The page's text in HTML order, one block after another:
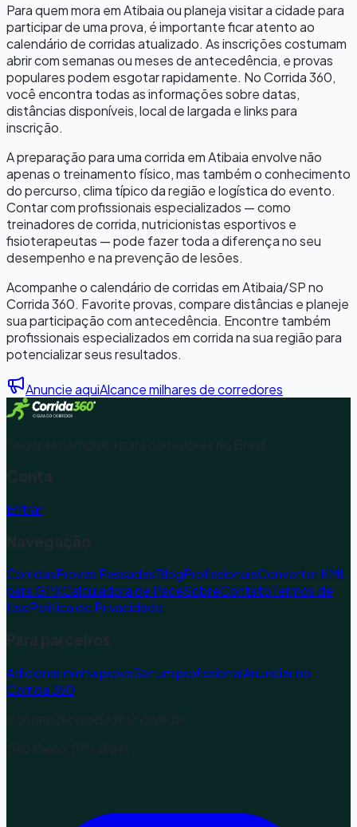
Para quem mora emAtibaiaou planeja visitar a cidade para
participar de uma prova, é importante ficar atento ao
calendário de corridas atualizado. As inscrições costumam
abrir com semanas ou meses de antecedência, e provas
populares podem esgotar rapidamente. No Corrida 360,
você encontra todas as informações sobre datas,
distâncias disponíveis, local de largada e links para
inscrição.
A preparação para uma corrida emAtibaia envolve não
apenas o treinamento físico, mas também o conhecimento
do percurso, clima típico da região e logística do evento.
Contar com profissionais especializados — como
treinadores de corrida, nutricionistas esportivos e
fisioterapeutas — pode fazer toda a diferença no seu
desempenho e na prevenção de lesões.
Acompanhe o calendário de corridas emAtibaia/SPno
Corrida 360. Favorite provas, compare distâncias e planeje
sua participação com antecedência. Encontre também
profissionais especializados em corrida na sua região para
potencializar seus resultados.
Anuncie aquiAlcance milhares de corredores
Seu guia completo para corredores no Brasil.
Conta
Entrar
Navegação
CorridasProvas PassadasBlogProfissionaisConverter KML
para GPXCalculadora de PaceSobreContatoTermos de
UsoPolítica de Privacidade
Para parceiros
Adicionar minha provaSer um profissionalAnunciar no
Corrida 360
contato@corrida360.com.br
São Paulo, SP - Brasil